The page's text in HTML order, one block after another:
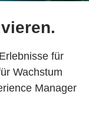
für
Wachstum
Manager